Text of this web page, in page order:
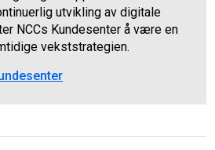
utvikling av digitale
NCCs Kundesenter å være en
vekststrategien.